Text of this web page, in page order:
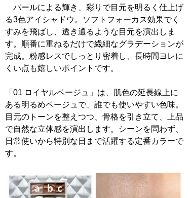
パールによる輝き、彩りで目元を明るく仕上げ
る3色アイシャドウ。ソフトフォーカス効果でく
すみを飛ばし、透き通るような目元を演出しま
す。順番に重ねるだけで繊細なグラデーションが
完成。粉感レスでしっとり密着し、長時間ヨレに
くい点も嬉しいポイントです。
「01 ロイヤルベージュ」は、肌色の延長線上に
ある明るめベージュで、誰でも使いやすい色味。
目元のトーンを整えつつ、骨格を引き立て、上品
で自然な立体感を演出します。シーンを問わず、
日常使いから特別な日まで活躍する定番カラーで
す。